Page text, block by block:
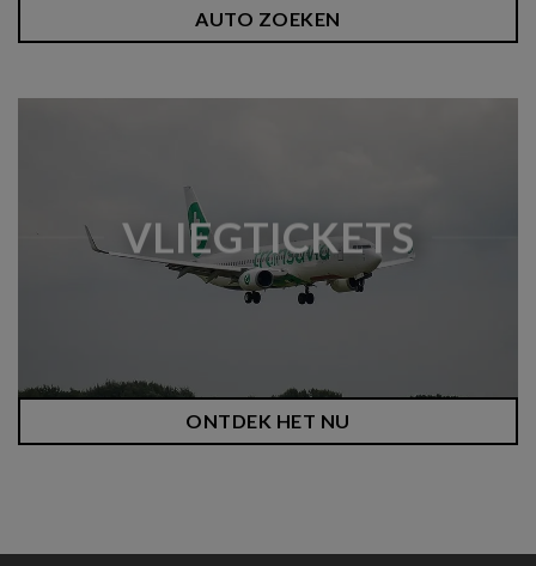
AUTO ZOEKEN
VLIEGTICKETS
ONTDEK HET NU